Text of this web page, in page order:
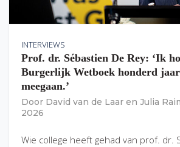
INTERVIEWS
Prof. dr. Sébastien De Rey: ‘Ik
Burgerlijk Wetboek honderd
meegaan.’
Door David van de Laar en Julia
2026
Wie college heeft gehad van prof. dr.